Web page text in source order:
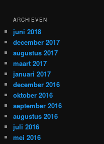
ARCHIEVEN
juni 2018
december 2017
augustus 2017
maart 2017
januari 2017
december 2016
oktober 2016
september 2016
augustus 2016
juli 2016
mei 2016